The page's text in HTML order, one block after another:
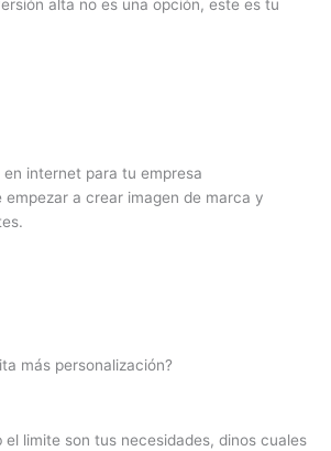
alta no es una opción, este es tu
en internet para tu empresa
empezar a crear imagen de marca y
más personalización?
el limite son tus necesidades, dinos cuales